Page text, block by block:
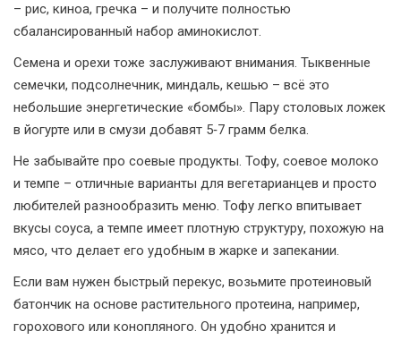
– рис, киноа, гречка – и получите полностью
сбалансированный набор аминокислот.
Семена и орехи тоже заслуживают внимания. Тыквенные
семечки, подсолнечник, миндаль, кешью – всё это
небольшие энергетические «бомбы». Пару столовых ложек
в йогурте или в смузи добавят 5‑7 грамм белка.
Не забывайте про соевые продукты. Тофу, соевое молоко
и темпе – отличные варианты для вегетарианцев и просто
любителей разнообразить меню. Тофу легко впитывает
вкусы соуса, а темпе имеет плотную структуру, похожую на
мясо, что делает его удобным в жарке и запекании.
Если вам нужен быстрый перекус, возьмите протеиновый
батончик на основе растительного протеина, например,
горохового или конопляного. Он удобно хранится и